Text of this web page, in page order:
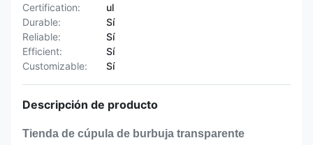
Certification:
ul
Durable:
Sí
Reliable:
Sí
Efficient:
Sí
Customizable:
Sí
Descripción de producto
Tienda de cúpula de burbuja transparente